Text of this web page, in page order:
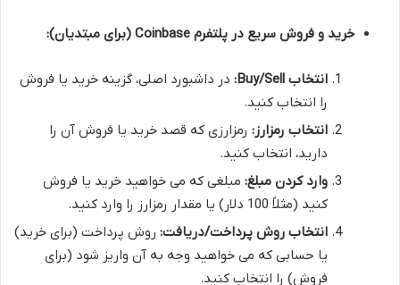
خرید و فروش سریع در پلتفرم Coinbase (برای مبتدیان):
انتخاب Buy/Sell:
در داشبورد اصلی، گزینه خرید یا فروش
را انتخاب کنید.
انتخاب رمزارز: رمزارزی که قصد خرید یا فروش آن را
دارید، انتخاب کنید.
وارد کردن مبلغ: مبلغی که می خواهید خرید یا فروش
کنید (مثلاً 100 دلار) یا مقدار رمزارز را وارد کنید.
انتخاب روش پرداخت/دریافت: روش پرداخت (برای خرید)
یا حسابی که می خواهید وجه به آن واریز شود (برای
فروش) را انتخاب کنید.